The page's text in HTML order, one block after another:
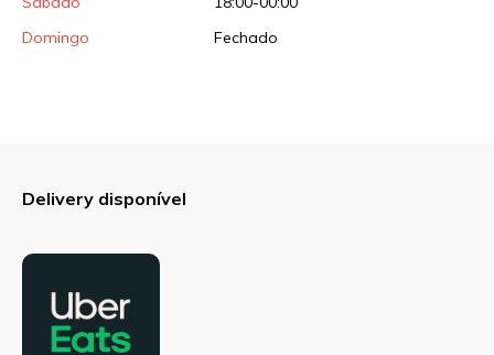
Domingo
Fechado
Delivery disponível